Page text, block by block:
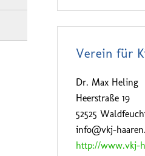
Verein für
Dr. Max Heling
Heerstraße 19
52525
info@vkj-
http://www.vkj-